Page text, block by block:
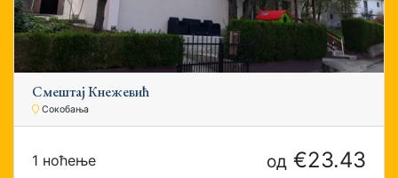
Смештај Кнежевић
Сокобања
1 ноћење од €23.43